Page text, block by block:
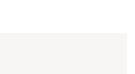
chambres insonorisées et se trouve